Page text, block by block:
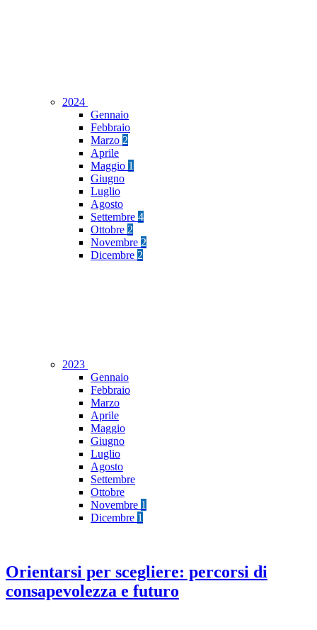
2024
Gennaio
Febbraio
Marzo 2
Aprile
Maggio 1
Giugno
Luglio
Agosto
Settembre 4
Ottobre 2
Novembre 2
Dicembre 2
2023
Gennaio
Febbraio
Marzo
Aprile
Maggio
Giugno
Luglio
Agosto
Settembre
Ottobre
Novembre 1
Dicembre 1
Orientarsi per scegliere: percorsi di
consapevolezza e futuro